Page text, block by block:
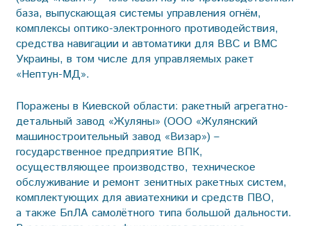
база, выпускающая системы управления огнём,
комплексы оптико-электронного противодействия,
средства навигации и автоматики для ВВС и ВМС
Украины, в том числе для управляемых ракет
«Нептун-МД».
Поражены в Киевской области: ракетный агрегатно-
детальный завод «Жуляны» (ООО «Жулянский
машиностроительный завод «Визар») –
государственное предприятие ВПК,
осуществляющее производство, техническое
обслуживание и ремонт зенитных ракетных систем,
комплектующих для авиатехники и средств ПВО,
а также БпЛА самолётного типа большой дальности.